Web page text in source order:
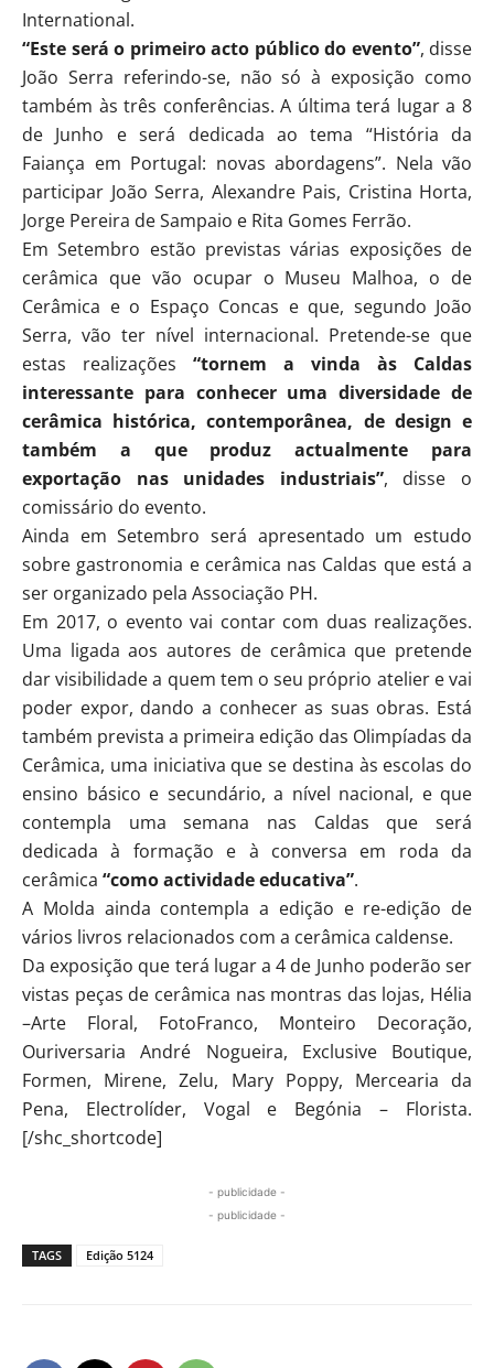
International.
“Este será o primeiro acto público do evento”, disse
João Serra referindo-se, não só à exposição como
também às três conferências. A última terá lugar a 8
de Junho e será dedicada ao tema “História da
Faiança em Portugal: novas abordagens”. Nela vão
participar João Serra, Alexandre Pais, Cristina Horta,
Jorge Pereira de Sampaio e Rita Gomes Ferrão.
Em Setembro estão previstas várias exposições de
cerâmica que vão ocupar o Museu Malhoa, o de
Cerâmica e o Espaço Concas e que, segundo João
Serra, vão ter nível internacional. Pretende-se que
estas realizações “tornem a vinda às Caldas
interessante para conhecer uma diversidade de
cerâmica histórica, contemporânea, de design e
também a que produz actualmente para
exportação nas unidades industriais”, disse o
comissário do evento.
Ainda em Setembro será apresentado um estudo
sobre gastronomia e cerâmica nas Caldas que está a
ser organizado pela Associação PH.
Em 2017, o evento vai contar com duas realizações.
Uma ligada aos autores de cerâmica que pretende
dar visibilidade a quem tem o seu próprio atelier e vai
poder expor, dando a conhecer as suas obras. Está
também prevista a primeira edição das Olimpíadas da
Cerâmica, uma iniciativa que se destina às escolas do
ensino básico e secundário, a nível nacional, e que
contempla uma semana nas Caldas que será
dedicada à formação e à conversa em roda da
cerâmica “como actividade educativa”.
A Molda ainda contempla a edição e re-edição de
vários livros relacionados com a cerâmica caldense.
Da exposição que terá lugar a 4 de Junho poderão ser
vistas peças de cerâmica nas montras das lojas, Hélia
–Arte Floral, FotoFranco, Monteiro Decoração,
Ouriversaria André Nogueira, Exclusive Boutique,
Formen, Mirene, Zelu, Mary Poppy, Mercearia da
Pena, Electrolíder, Vogal e Begónia – Florista.
[/shc_shortcode]
- publicidade -
- publicidade -
TAGS Edição 5124